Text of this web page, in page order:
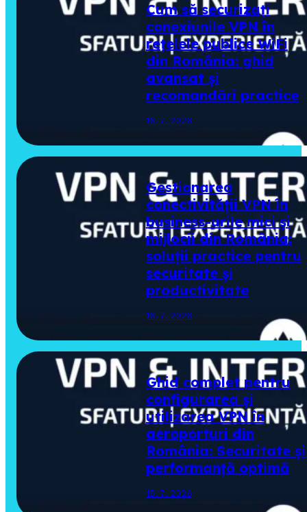
Cum să securizați
conexiunile VPN în
rețelele publice WiFi
din România: ghid
avansat și
recomandări practice
16. 7. 2026
Gestionarea
conectivității VPN în
business-urile mici și
mijlocii din România:
soluții practice pentru
securitate și
productivitate
16. 7. 2026
Ghid complet pentru
configurarea și
utilizarea VPN în
aeroporturi din
România: Securitate și
performanță optimă
15. 7. 2026